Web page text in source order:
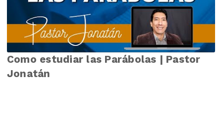
Como estudiar las Parábolas | Pastor
Jonatán